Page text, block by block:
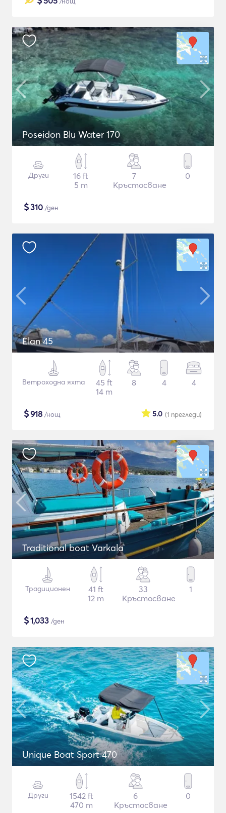
Poseidon Blu Water 170
Други
16 ft
5 m
7
Кръстосване
0
$310 /ден
Elan 45
Ветроходна яхта
45 ft
14 m
8 4 4
$918 /нощ (1 прегледи)
5.0
Traditional boat Varkala
Традиционен
41 ft
12 m
33
Кръстосване
1
$1,033 /ден
Unique Boat Sport 470
Други
1542 ft
470 m
6
Кръстосване
0